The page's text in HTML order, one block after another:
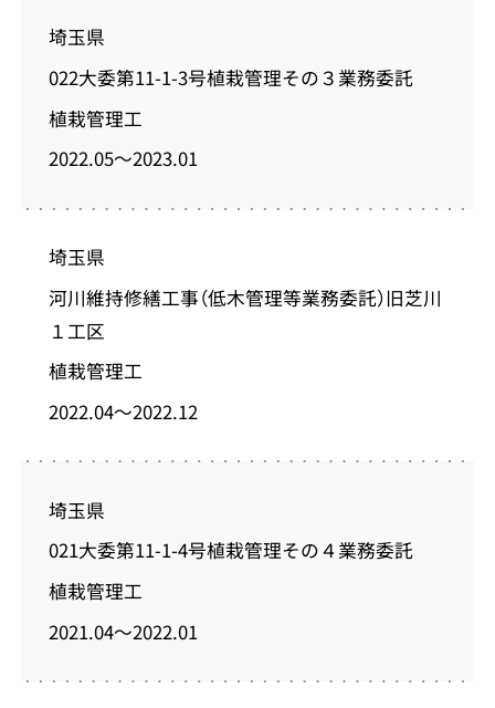
埼玉県
022大委第11-1-3号植栽管理その３業務委託
植栽管理工
2022.05～2023.01
埼玉県
河川維持修繕工事（低木管理等業務委託）旧芝川
１工区
植栽管理工
2022.04～2022.12
埼玉県
021大委第11-1-4号植栽管理その４業務委託
植栽管理工
2021.04～2022.01